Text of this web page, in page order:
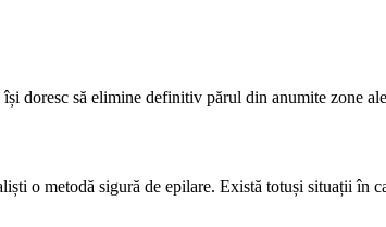
doresc să elimine definitiv părul din anumite zone
o metodă sigură de epilare. Există totuși situații în